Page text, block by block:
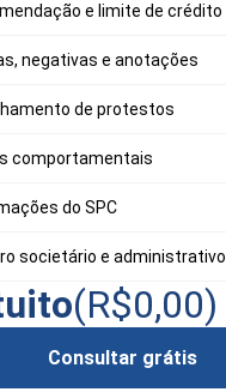
e limite de crédito
negativas e anotações
de protestos
comportamentais
do SPC
societário e administrativo
(R$0,00)
Consultar grátis